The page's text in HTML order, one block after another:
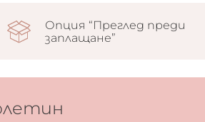
Опция “Преглед преди
заплащане”